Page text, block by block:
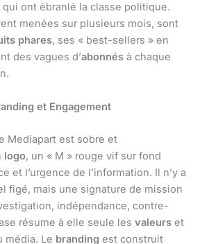
ont ébranlé la classe politique.
menées sur plusieurs mois, sont
phares, ses « best-sellers » en
des vagues d’abonnés à chaque
et Engagement
Mediapart est sobre et
logo, un « M » rouge vif sur fond
et l’urgence de l’information. Il n’y a
figé, mais une signature de mission
indépendance, contre-
résume à elle seule les valeurs et
média. Le branding est construit